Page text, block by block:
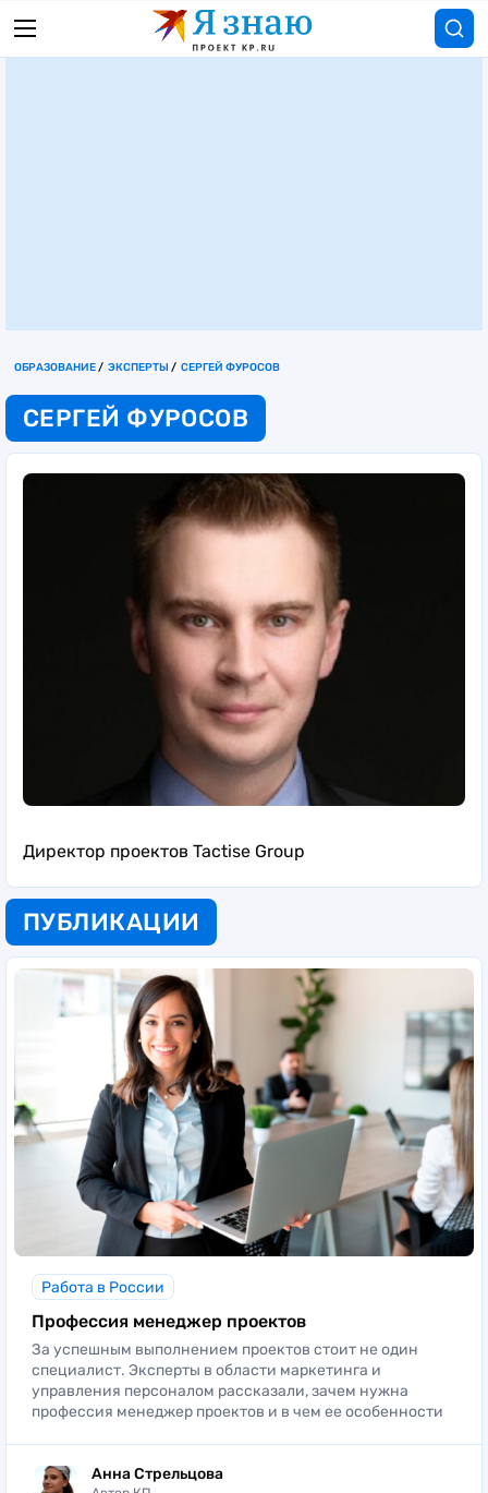
ОБРАЗОВАНИЕ ЭКСПЕРТЫ СЕРГЕЙ ФУРОСОВ
СЕРГЕЙ ФУРОСОВ
Директор проектов Tactise Group
ПУБЛИКАЦИИ
Работа в России
Профессия менеджер проектов
За успешным выполнением проектов стоит не один
специалист. Эксперты в области маркетинга и
управления персоналом рассказали, зачем нужна
профессия менеджер проектов и в чем ее особенности
Анна Стрельцова